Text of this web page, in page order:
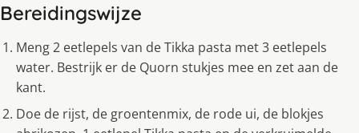
Bereidingswijze
Meng 2 eetlepels van de Tikka pasta met 3 eetlepels
water. Bestrijk er de Quorn stukjes mee en zet aan de
kant.
Doe de rijst, de groentenmix, de rode ui, de blokjes